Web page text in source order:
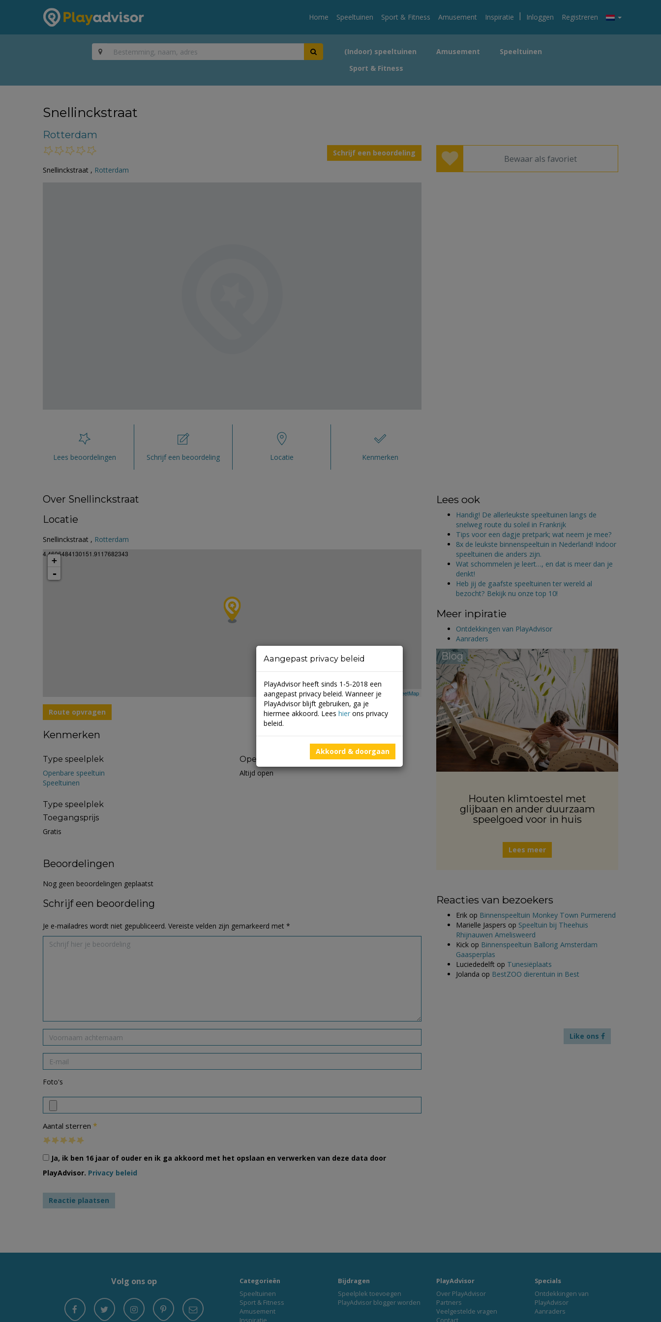
Home Speeltuinen Sport & Fitness Amusement Inspiratie | Inloggen Registreren
(Indoor) speeltuinen Amusement
Speeltuinen
Sport & Fitness
Snellinckstraat
Rotterdam
Schrijf een beoordeling
Snellinckstraat , Rotterdam
Bewaar als favoriet
Lees beoordelingen Schrijf een beoordeling Locatie Kenmerken
Over Snellinckstraat
Locatie
Snellinckstraat , Rotterdam
4.4606484130151.9117682343
+
-
Leaflet | ©Mapbox © OpenStreetMap
Route opvragen
Kenmerken
Type speelplek
Openbare speeltuin
Speeltuinen
Type speelplek
Toegangsprijs
Gratis
Openingstijden
Altijd open
Beoordelingen
Nog geen beoordelingen geplaatst
Schrijf een beoordeling
Je e-mailadres wordt niet gepubliceerd. Vereiste velden zijn gemarkeerd met *
Foto's
Aantal sterren *
Ja, ik ben 16 jaar of ouder en ik ga akkoord met het opslaan en verwerken van deze data door
PlayAdvisor. Privacy beleid
Lees ook
Handig! De allerleukste speeltuinen langs de
snelweg route du soleil in Frankrijk
Tips voor een dagje pretpark; wat neem je mee?
8x de leukste binnenspeeltuin in Nederland! Indoor
speeltuinen die anders zijn.
Wat schommelen je leert…, en dat is meer dan je
denkt!
Heb jij de gaafste speeltuinen ter wereld al
bezocht? Bekijk nu onze top 10!
Meer inpiratie
Ontdekkingen van PlayAdvisor
Aanraders
Blog
Houten klimtoestel met
glijbaan en ander duurzaam
speelgoed voor in huis
Lees meer
Reacties van bezoekers
Erik op Binnenspeeltuin Monkey Town Purmerend
Marielle Jaspers op Speeltuin bij Theehuis
Rhijnauwen Amelisweerd
Kick op Binnenspeeltuin Ballorig Amsterdam
Gaasperplas
Luciededelft op Tunesiëplaats
Jolanda op BestZOO dierentuin in Best
Like ons
Volg ons op
Categorieën
Speeltuinen
Sport & Fitness
Amusement
Inspiratie
Bijdragen
Speelplek toevoegen
PlayAdvisor blogger worden
PlayAdvisor
Over PlayAdvisor
Partners
Veelgestelde vragen
Contact
Specials
Ontdekkingen van
PlayAdvisor
Aanraders
Aangepast privacy beleid
PlayAdvisor heeft sinds 1-5-2018 een
aangepast privacy beleid. Wanneer je
PlayAdvisor blijft gebruiken, ga je
hiermee akkoord. Lees hier ons privacy
beleid.
Akkoord & doorgaan